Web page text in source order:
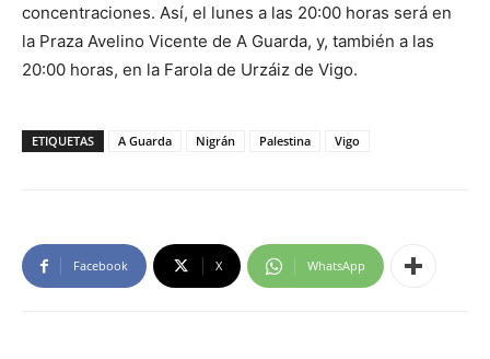
concentraciones. Así, el lunes a las 20:00 horas será en
la Praza Avelino Vicente de A Guarda, y, también a las
20:00 horas, en la Farola de Urzáiz de Vigo.
ETIQUETAS A Guarda Nigrán Palestina Vigo
Facebook X WhatsApp